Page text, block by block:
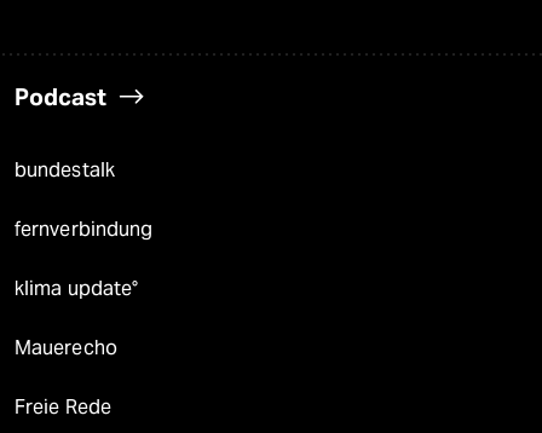
Podcast
bundestalk
fernverbindung
klima update°
Mauerecho
Freie Rede